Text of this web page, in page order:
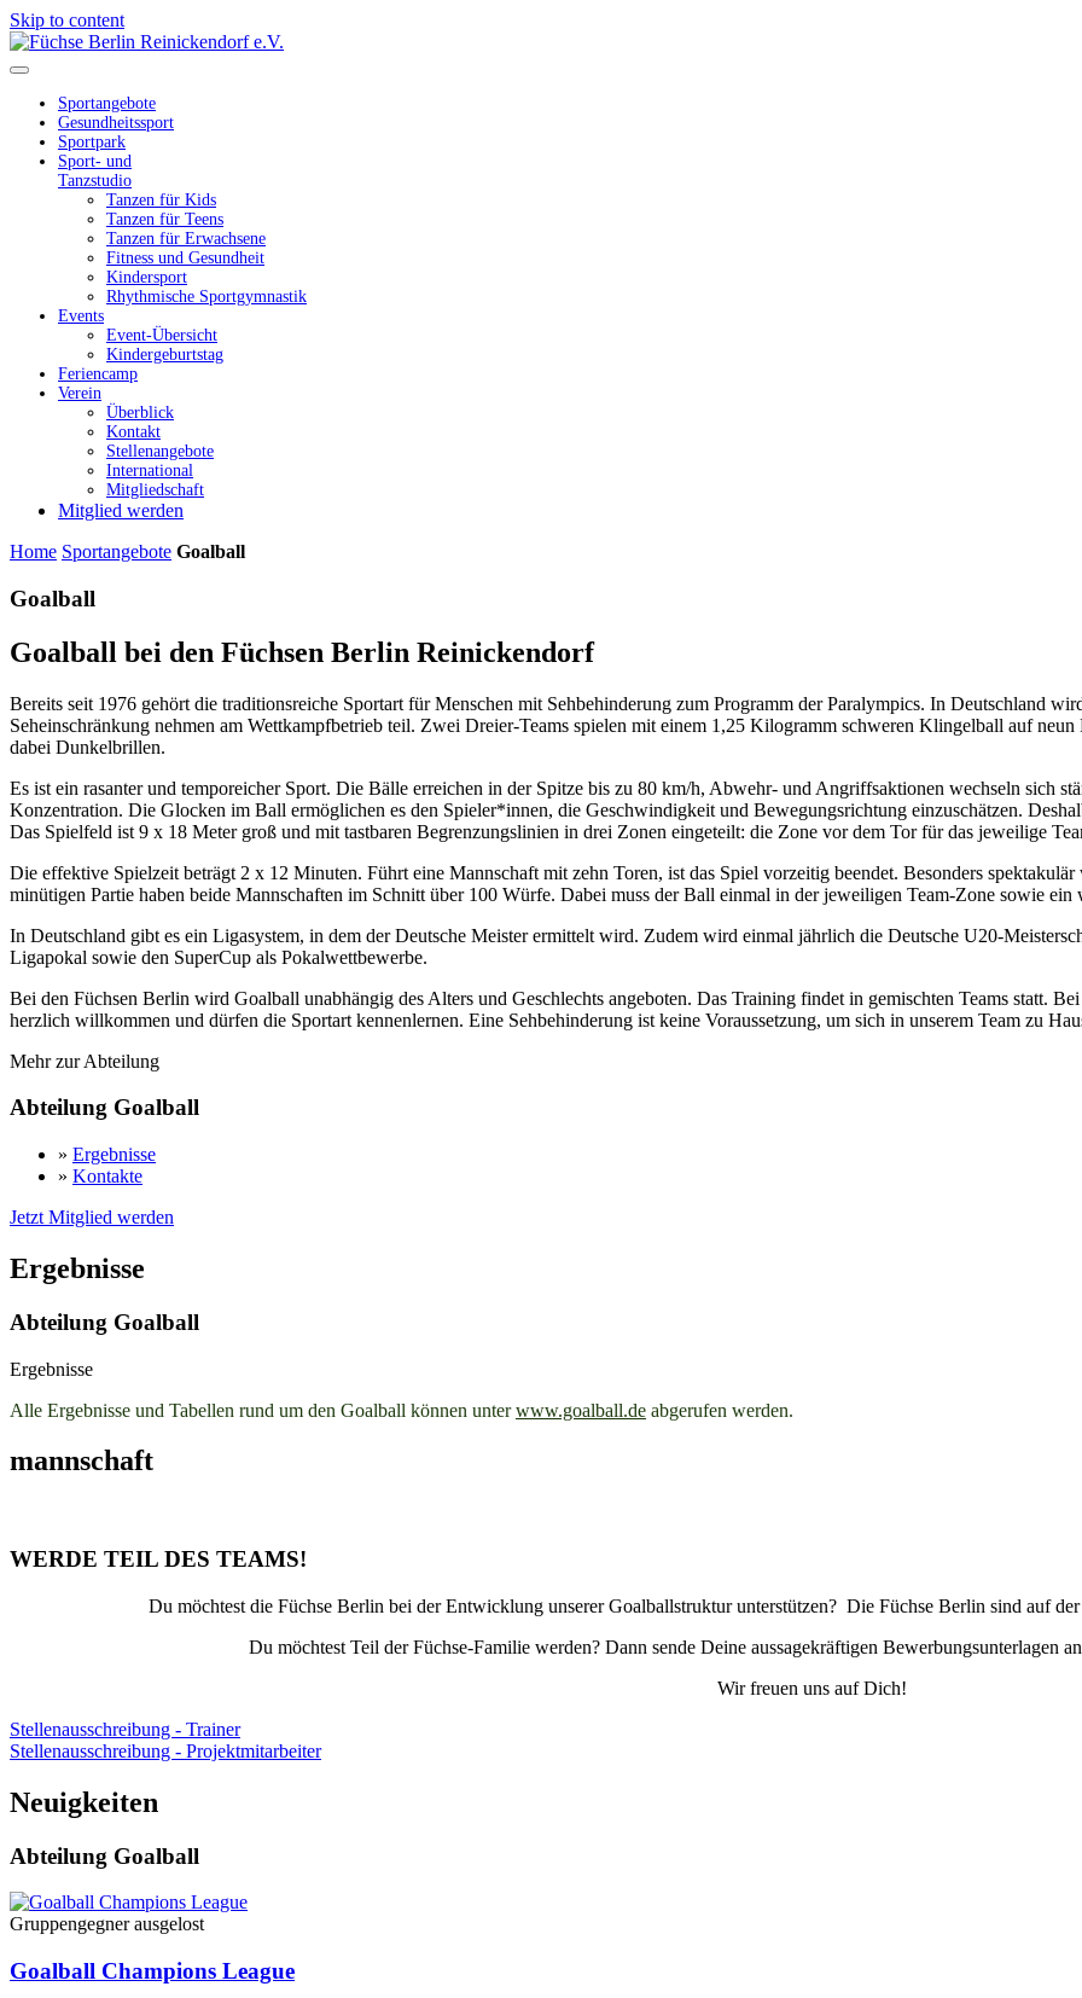
Skip to content
Sportangebote
Gesundheitssport
Sportpark
Sport- und
Tanzstudio
Tanzen für Kids
Tanzen für Teens
Tanzen für Erwachsene
Fitness und Gesundheit
Kindersport
Rhythmische Sportgymnastik
Events
Event-Übersicht
Kindergeburtstag
Feriencamp
Verein
Überblick
Kontakt
Stellenangebote
International
Mitgliedschaft
Mitglied werden
Home Sportangebote Goalball
Goalball
Goalball bei den Füchsen Berlin Reinickendorf
Bereits seit 1976 gehört die traditionsreiche Sportart für Menschen mit Sehbehinderung zum Programm der Paralympics. In Deutschland
Seheinschränkung nehmen am Wettkampfbetrieb teil. Zwei Dreier-Teams spielen mit einem 1,25 Kilogramm schweren Klingelball auf
dabei Dunkelbrillen.
Es ist ein rasanter und temporeicher Sport. Die Bälle erreichen in der Spitze bis zu 80 km/h, Abwehr- und Angriffsaktionen wechseln sich
Konzentration. Die Glocken im Ball ermöglichen es den Spieler*innen, die Geschwindigkeit und Bewegungsrichtung einzuschätzen.
Das Spielfeld ist 9 x 18 Meter groß und mit tastbaren Begrenzungslinien in drei Zonen eingeteilt: die Zone vor dem Tor für das jeweilige
Die effektive Spielzeit beträgt 2 x 12 Minuten. Führt eine Mannschaft mit zehn Toren, ist das Spiel vorzeitig beendet. Besonders
minütigen Partie haben beide Mannschaften im Schnitt über 100 Würfe. Dabei muss der Ball einmal in der jeweiligen Team-Zone sowie
In Deutschland gibt es ein Ligasystem, in dem der Deutsche Meister ermittelt wird. Zudem wird einmal jährlich die Deutsche U20-
Ligapokal sowie den SuperCup als Pokalwettbewerbe.
Bei den Füchsen Berlin wird Goalball unabhängig des Alters und Geschlechts angeboten. Das Training findet in gemischten Teams statt.
herzlich willkommen und dürfen die Sportart kennenlernen. Eine Sehbehinderung ist keine Voraussetzung, um sich in unserem Team zu
Mehr zur Abteilung
Abteilung Goalball
» Ergebnisse
» Kontakte
Jetzt Mitglied werden
Ergebnisse
Abteilung Goalball
Ergebnisse
Alle Ergebnisse und Tabellen rund um den Goalball können unterwww.goalball.de abgerufen werden.
mannschaft
WERDE TEIL DES TEAMS!
Du möchtest die Füchse Berlin bei der Entwicklung unserer Goalballstruktur unterstützen? Die Füchse Berlin sind auf
Du möchtest Teil der Füchse-Familie werden? Dann sende Deine aussagekräftigen Bewerbungsunterlagen an
Wir freuen uns auf Dich!
Stellenausschreibung - Trainer
Stellenausschreibung - Projektmitarbeiter
Neuigkeiten
Abteilung Goalball
Gruppengegner ausgelost
Goalball Champions League